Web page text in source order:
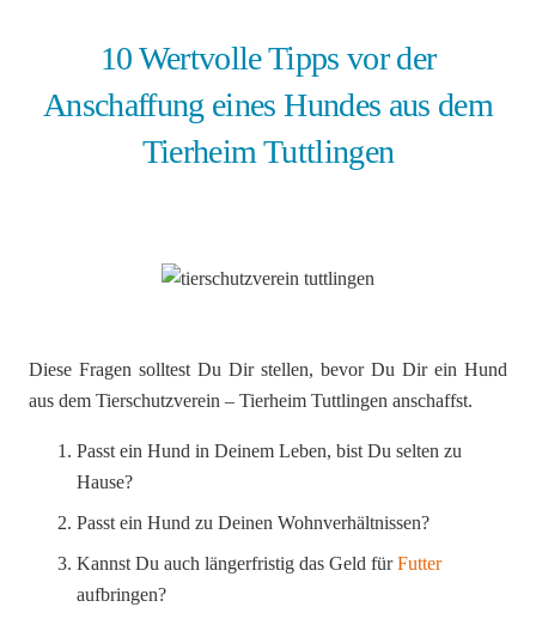
10 Wertvolle Tipps vor der
Anschaffung eines Hundes aus dem
Tierheim Tuttlingen
Diese Fragen solltest Du Dir stellen, bevor Du Dir ein Hund
aus dem Tierschutzverein – Tierheim Tuttlingen anschaffst.
Passt ein Hund in Deinem Leben, bist Du selten zu
Hause?
Passt ein Hund zu Deinen Wohnverhältnissen?
Kannst Du auch längerfristig das Geld fürFutter
aufbringen?